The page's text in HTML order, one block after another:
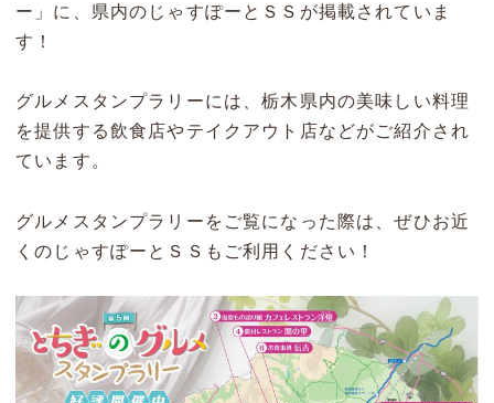
ー」に、県内のじゃすぽーとＳＳが掲載されていま
す！
グルメスタンプラリーには、栃木県内の美味しい料理
を提供する飲食店やテイクアウト店などがご紹介され
ています。
グルメスタンプラリーをご覧になった際は、ぜひお近
くのじゃすぽーとＳＳもご利用ください！